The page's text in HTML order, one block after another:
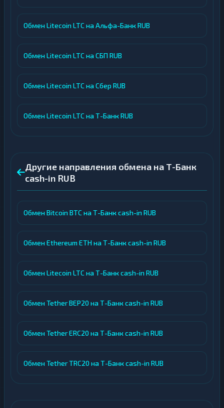
Обмен Litecoin LTC на Альфа-Банк RUB
Обмен Litecoin LTC на СБП RUB
Обмен Litecoin LTC на Сбер RUB
Обмен Litecoin LTC на Т-Банк RUB
Другие направления обмена на Т-Банк
cash-in RUB
Обмен Bitcoin BTC на Т-Банк cash-in RUB
Обмен Ethereum ETH на Т-Банк cash-in RUB
Обмен Litecoin LTC на Т-Банк cash-in RUB
Обмен Tether BEP20 на Т-Банк cash-in RUB
Обмен Tether ERC20 на Т-Банк cash-in RUB
Обмен Tether TRC20 на Т-Банк cash-in RUB